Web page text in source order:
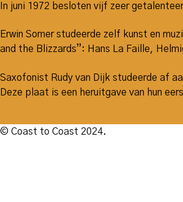
In juni 1972 besloten vijf zeer
Erwin Somer studeerde zelf kunst en
and the Blizzards”: Hans La Faille,
Saxofonist Rudy van Dijk studeerde af
Deze plaat is een heruitgave van hun
© Coast to Coast 2024.